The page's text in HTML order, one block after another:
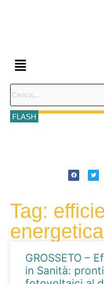
FLASH
Tag:
energetica
GROSSETO –
in Sanità: